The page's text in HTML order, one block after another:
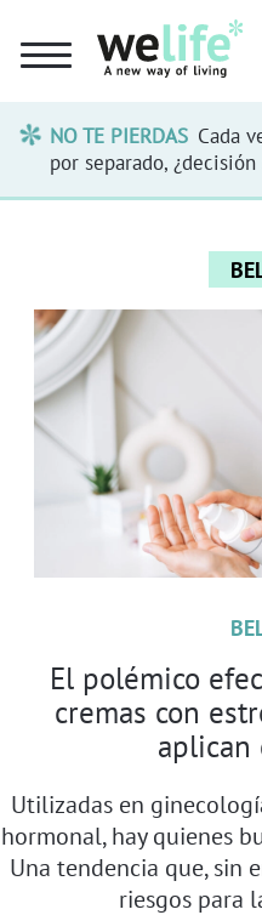
NO TE PIERDAS Cada
por separado,
El polémico
cremas con
aplican
Utilizadas en
hormonal, hay quienes
Una tendencia que, sin
riesgos para